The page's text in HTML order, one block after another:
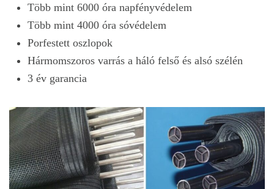
Több mint 6000 óra napfényvédelem
Több mint 4000 óra sóvédelem
Porfestett oszlopok
Hármomszoros varrás a háló felső és alsó szélén
3 év garancia